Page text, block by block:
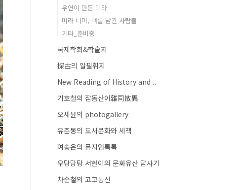
우연이 만든 미라
미라 너머, 뼈를 남긴 사람들
기타_준비중
국제학회&학술지
探古의 일필휘지
New Reading of History and ..
기호철의 잡동산이雜同散異
오세윤의 photogallery
유춘동의 도서문화와 세책
여송은의 뮤지엄톡톡
우당당탕 서현이의 문화유산 답사기
차순철의 고고통신